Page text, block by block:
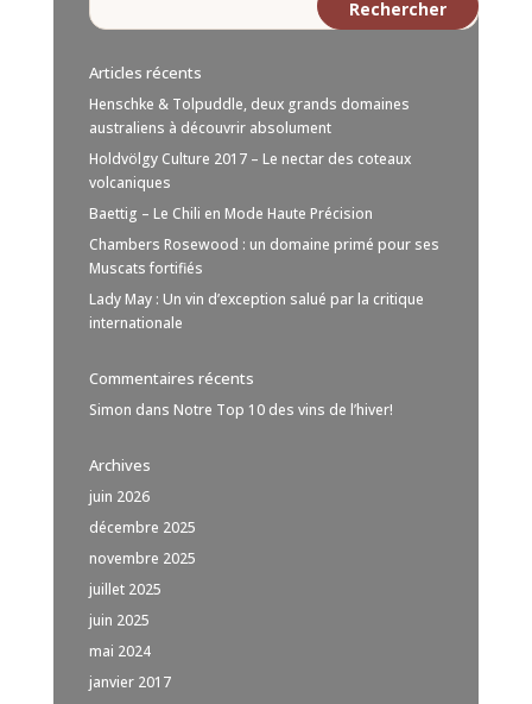
Articles récents
Henschke & Tolpuddle, deux grands domaines
australiens à découvrir absolument
Holdvölgy Culture 2017 – Le nectar des coteaux
volcaniques
Baettig – Le Chili en Mode Haute Précision
Chambers Rosewood : un domaine primé pour ses
Muscats fortifiés
Lady May : Un vin d’exception salué par la critique
internationale
Commentaires récents
Simon dans Notre Top 10 des vins de l’hiver!
Archives
juin 2026
décembre 2025
novembre 2025
juillet 2025
juin 2025
mai 2024
janvier 2017